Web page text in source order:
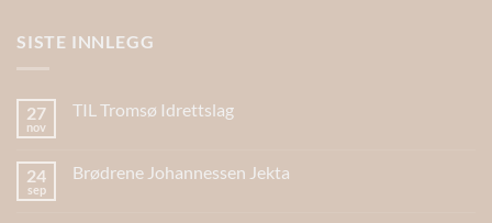
SISTE INNLEGG
27
nov
TIL Tromsø Idrettslag
24
sep
Brødrene Johannessen Jekta